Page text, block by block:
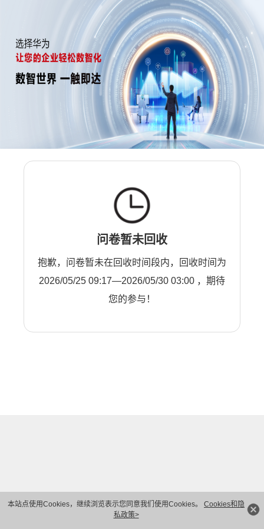
本站点使用Cookies，继续浏览表示您同意我们使用Cookies。 Cookies和隐
私政策>
问卷暂未回收
抱歉，问卷暂未在回收时间段内，回收时间为
2026/05/25 09:17—2026/05/30 03:00 ，期待
您的参与！